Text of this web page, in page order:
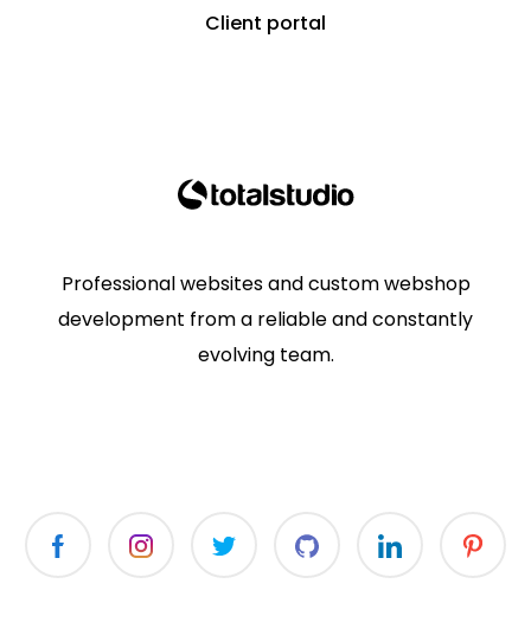
Client portal
Professional websites and custom webshop
development from a reliable and constantly
evolving team.